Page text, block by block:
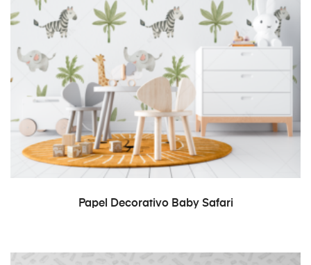
READ MORE
Papel Decorativo Baby Safari